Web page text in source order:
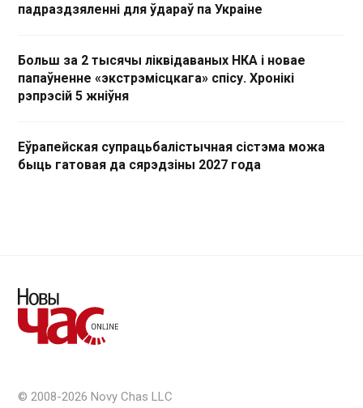
падраздзяленні для ўдараў па Украіне
Больш за 2 тысячы ліквідаваных НКА і новае
папаўненне «экстрэмісцкага» спісу. Хронікі
рэпрэсій 5 жніўня
Еўрапейская супрацьбалістычная сістэма можа
быць гатовая да сярэдзіны 2027 года
© 2008-2026 Novy Chas LLC